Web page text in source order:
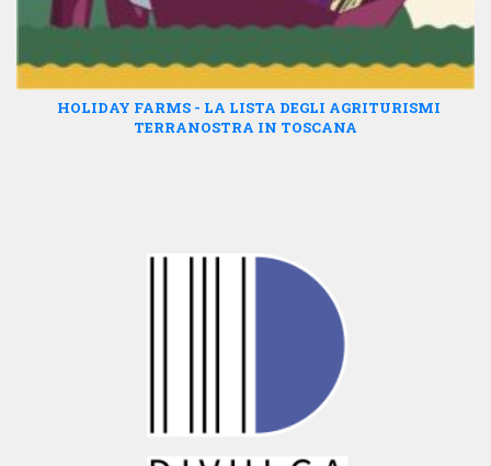
HOLIDAY FARMS - LA LISTA DEGLI AGRITURISMI
TERRANOSTRA IN TOSCANA